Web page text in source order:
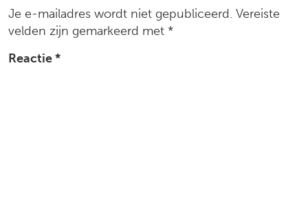
Je e-mailadres wordt niet gepubliceerd. Vereiste
velden zijn gemarkeerd met *
Reactie*